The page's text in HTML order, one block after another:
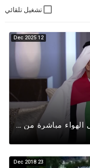
تشغيل تلقائي
12 Dec 2025
الكاتب الإماراتي أحمد إبراهيم على الهواء مباشرة من تلفزيون????(الظفرة)الوطنية, قصص حقيقيةع.????????ا
23 Dec 2018